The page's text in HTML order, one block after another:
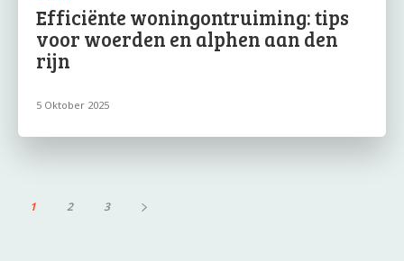
Efficiënte woningontruiming: tips
voor woerden en alphen aan den
rijn
5 Oktober 2025
1 2 3